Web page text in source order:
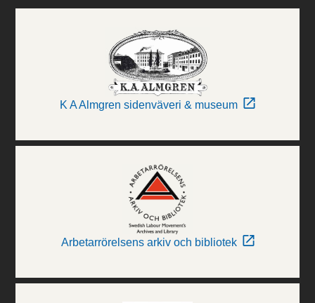
K A Almgren sidenväveri & museum
Arbetarrörelsens arkiv och bibliotek